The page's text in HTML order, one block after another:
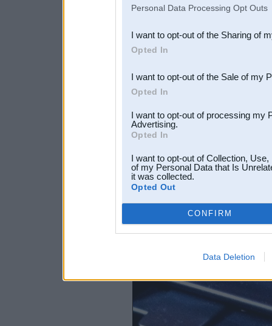
Downstream Participants
third parties.
Personal Data Processing Opt Outs
I want to opt-out of the Sharing of
Opted In
I want to opt-out of the Sale of my
Opted In
I want to opt-out of processing my
Advertising.
Opted In
I want to opt-out of Collection,
of my Personal Data that Is
it was collected.
Opted Out
CONFIRM
Data Deletion